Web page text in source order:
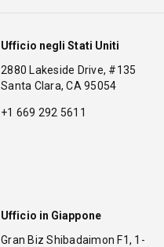
Ufficio negli Stati Uniti
2880 Lakeside Drive, #135
Santa Clara, CA 95054
+1 669 292 5611
Ufficio in Giappone
Gran Biz Shibadaimon F1, 1-